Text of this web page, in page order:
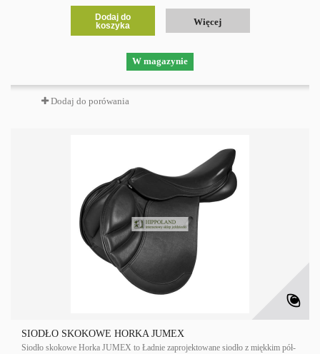
Dodaj do
koszyka
Więcej
W magazynie
Dodaj do porówania
SIODŁO SKOKOWE HORKA JUMEX
Siodło skokowe Horka JUMEX to Ładnie zaprojektowane siodło z miękkim pół-